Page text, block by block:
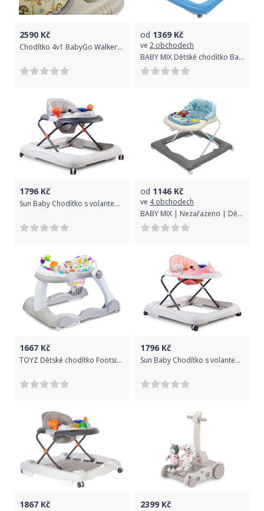
2590 Kč
Chodítko 4v1 BabyGo Walker Grey 2018
od 1369 Kč
ve 2 obchodech
BABY MIX Dětské chodítko Baby Mix 2v1 blue-grey
1796 Kč
Sun Baby Chodítko s volantem sedy
od 1146 Kč
ve 4 obchodech
BABY MIX | Nezařazeno | Dětské chodítko Baby Mix grey-cream | Šedá |
1667 Kč
TOYZ Dětské chodítko Footsie 2v1 Toyz
1796 Kč
Sun Baby Chodítko s volantem růžovo-sedy
1867 Kč 2399 Kč